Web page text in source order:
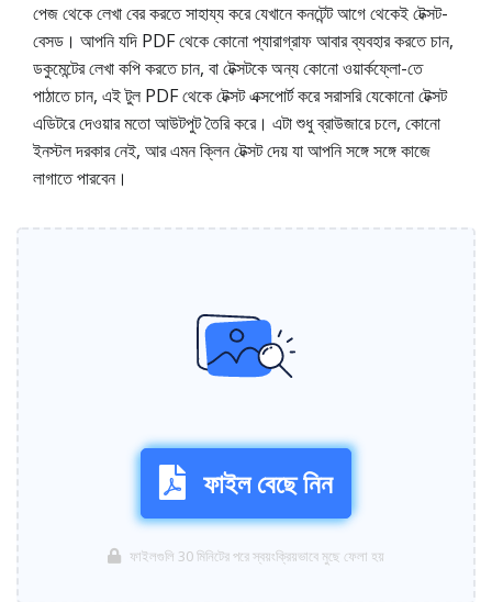
পেজ থেকে লেখা বের করতে সাহায্য করে যেখানে কনটেন্ট আগে থেকেই টেক্সট-
বেসড। আপনি যদি PDF থেকে কোনো প্যারাগ্রাফ আবার ব্যবহার করতে চান,
ডকুমেন্টের লেখা কপি করতে চান, বা টেক্সটকে অন্য কোনো ওয়ার্কফ্লো-তে
পাঠাতে চান, এই টুল PDF থেকে টেক্সট এক্সপোর্ট করে সরাসরি যেকোনো টেক্সট
এডিটরে দেওয়ার মতো আউটপুট তৈরি করে। এটা শুধু ব্রাউজারে চলে, কোনো
ইনস্টল দরকার নেই, আর এমন ক্লিন টেক্সট দেয় যা আপনি সঙ্গে সঙ্গে কাজে
লাগাতে পারবেন।
ফাইল বেছে নিন
ফাইলগুলি 30 মিনিটের পরে স্বয়ংক্রিয়ভাবে মুছে ফেলা হয়